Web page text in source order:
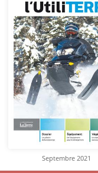
Septembre 2021